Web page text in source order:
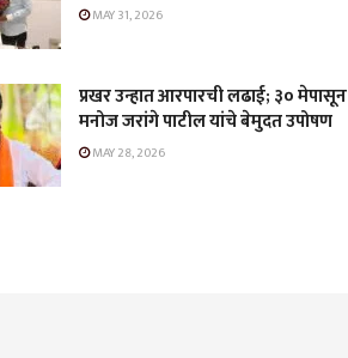
MAY 31, 2026
प्रखर उन्हात आरपारची लढाई; ३० मेपासून
मनोज जरांगे पाटील यांचे बेमुदत उपोषण
MAY 28, 2026